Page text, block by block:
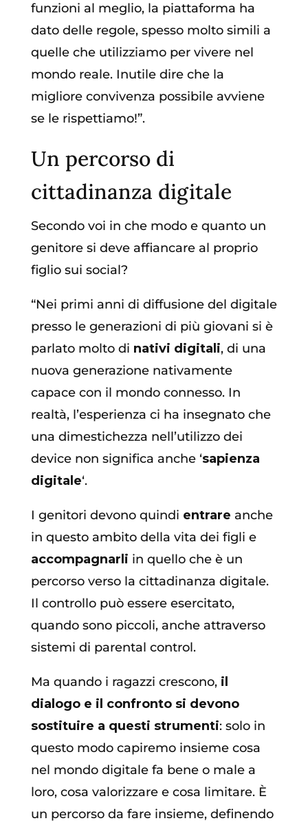
funzioni al meglio, la piattaforma ha
dato delle regole, spesso molto simili a
quelle che utilizziamo per vivere nel
mondo reale. Inutile dire che la
migliore convivenza possibile avviene
se le rispettiamo!”.
Un percorso di
cittadinanza digitale
Secondo voi in che modo e quanto un
genitore si deve affiancare al proprio
figlio sui social?
“Nei primi anni di diffusione del digitale
presso le generazioni di più giovani si è
parlato molto di nativi digitali, di una
nuova generazione nativamente
capace con il mondo connesso. In
realtà, l’esperienza ci ha insegnato che
una dimestichezza nell’utilizzo dei
device non significa anche ‘sapienza
digitale‘.
I genitori devono quindi entrare anche
in questo ambito della vita dei figli e
accompagnarli in quello che è un
percorso verso la cittadinanza digitale.
Il controllo può essere esercitato,
quando sono piccoli, anche attraverso
sistemi di parental control.
Ma quando i ragazzi crescono, il
dialogo e il confronto si devono
sostituire a questi strumenti: solo in
questo modo capiremo insieme cosa
nel mondo digitale fa bene o male a
loro, cosa valorizzare e cosa limitare. È
un percorso da fare insieme, definendo